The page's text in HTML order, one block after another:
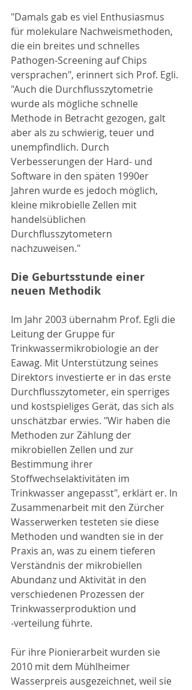
"Damals gab es viel Enthusiasmus
für molekulare Nachweismethoden,
die ein breites und schnelles
Pathogen-Screening auf Chips
versprachen", erinnert sich Prof. Egli.
"Auch die Durchflusszytometrie
wurde als mögliche schnelle
Methode in Betracht gezogen, galt
aber als zu schwierig, teuer und
unempfindlich. Durch
Verbesserungen der Hard- und
Software in den späten 1990er
Jahren wurde es jedoch möglich,
kleine mikrobielle Zellen mit
handelsüblichen
Durchflusszytometern
nachzuweisen."
Die Geburtsstunde einer
neuen Methodik
Im Jahr 2003 übernahm Prof. Egli die
Leitung der Gruppe für
Trinkwassermikrobiologie an der
Eawag. Mit Unterstützung seines
Direktors investierte er in das erste
Durchflusszytometer, ein sperriges
und kostspieliges Gerät, das sich als
unschätzbar erwies. "Wir haben die
Methoden zur Zählung der
mikrobiellen Zellen und zur
Bestimmung ihrer
Stoffwechselaktivitäten im
Trinkwasser angepasst", erklärt er. In
Zusammenarbeit mit den Zürcher
Wasserwerken testeten sie diese
Methoden und wandten sie in der
Praxis an, was zu einem tieferen
Verständnis der mikrobiellen
Abundanz und Aktivität in den
verschiedenen Prozessen der
Trinkwasserproduktion und
-verteilung führte.
Für ihre Pionierarbeit wurden sie
2010 mit dem Mühlheimer
Wasserpreis ausgezeichnet, weil sie